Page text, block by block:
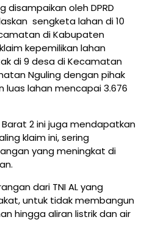
disampaikan oleh DPRD
sengketa lahan di 10
di Kabupaten
kepemilikan lahan
di 9 desa di Kecamatan
Nguling dengan pihak
luas lahan mencapai 3.676
2 ini juga mendapatkan
klaim ini, sering
yang meningkat di
dari TNI AL yang
untuk tidak membangun
hingga aliran listrik dan air